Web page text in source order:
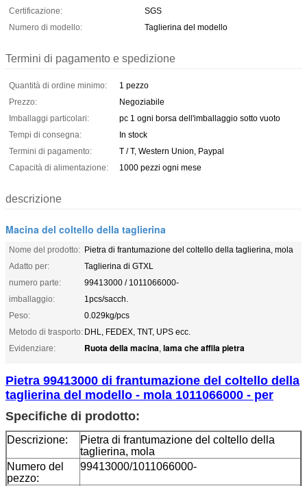
Certificazione:
SGS
Numero di modello:
Taglierina del modello
Termini di pagamento e spedizione
Quantità di ordine minimo:
1 pezzo
Prezzo:
Negoziabile
Imballaggi particolari:
pc 1 ogni borsa dell'imballaggio sotto vuoto
Tempi di consegna:
In stock
Termini di pagamento:
T / T, Western Union, Paypal
Capacità di alimentazione:
1000 pezzi ogni mese
descrizione
Macina del coltello della taglierina
Nome del prodotto: Pietra di frantumazione del coltello della taglierina, mola
Adatto per:
Taglierina di GTXL
numero parte:
99413000 / 1011066000-
imballaggio:
1pcs/sacch.
Peso:
0.029kg/pcs
Metodo di trasporto: DHL, FEDEX, TNT, UPS ecc.
Evidenziare:
Ruota della macina, lama che affila pietra
Pietra 99413000 di frantumazione del coltello della
taglierina del modello - mola 1011066000 - per
Specifiche di prodotto:
Descrizione:
Pietra di frantumazione del coltello della
taglierina, mola
Numero del
pezzo:
99413000/1011066000-